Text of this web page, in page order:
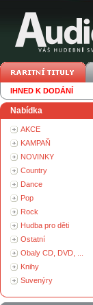
IHNED K DODÁNÍ
Nabídka
AKCE
KAMPAŇ
NOVINKY
Country
Dance
Pop
Rock
Hudba pro děti
Ostatní
Obaly CD, DVD, ...
Knihy
Suvenýry